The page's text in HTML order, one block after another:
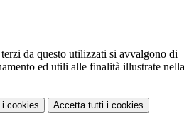
da questo utilizzati si avvalgono di
ed utili alle finalità illustrate nella
i cookies Accetta tutti i cookies